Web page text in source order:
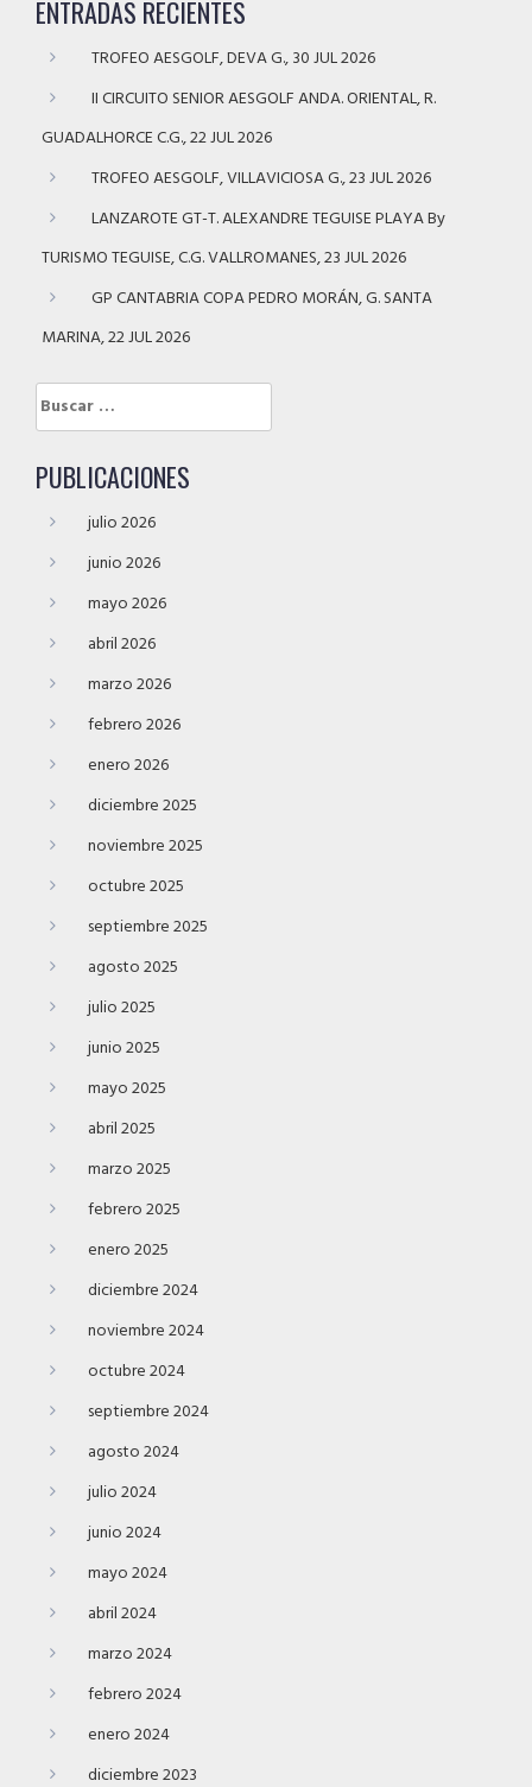
ENTRADAS RECIENTES
TROFEO AESGOLF, DEVA G., 30 JUL 2026
II CIRCUITO SENIOR AESGOLF ANDA. ORIENTAL, R.
GUADALHORCE C.G., 22 JUL 2026
TROFEO AESGOLF, VILLAVICIOSA G., 23 JUL 2026
LANZAROTE GT-T. ALEXANDRE TEGUISE PLAYA By
TURISMO TEGUISE, C.G. VALLROMANES, 23 JUL 2026
GP CANTABRIA COPA PEDRO MORÁN, G. SANTA
MARINA, 22 JUL 2026
Buscar:
PUBLICACIONES
julio 2026
junio 2026
mayo 2026
abril 2026
marzo 2026
febrero 2026
enero 2026
diciembre 2025
noviembre 2025
octubre 2025
septiembre 2025
agosto 2025
julio 2025
junio 2025
mayo 2025
abril 2025
marzo 2025
febrero 2025
enero 2025
diciembre 2024
noviembre 2024
octubre 2024
septiembre 2024
agosto 2024
julio 2024
junio 2024
mayo 2024
abril 2024
marzo 2024
febrero 2024
enero 2024
diciembre 2023